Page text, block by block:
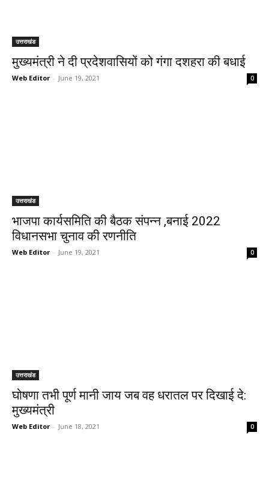
उत्तराखंड
मुख्यमंत्री ने दी प्रदेशवासियों को गंगा दशहरा की बधाई
Web Editor - June 19, 2021 0
उत्तराखंड
भाजपा कार्यसमिति की बैठक संपन्न ,बनाई 2022
विधानसभा चुनाव की रणनीति
Web Editor - June 19, 2021 0
उत्तराखंड
घोषणा तभी पूर्ण मानी जाय जब वह धरातल पर दिखाई दे:
मुख्यमंत्री
Web Editor - June 18, 2021 0